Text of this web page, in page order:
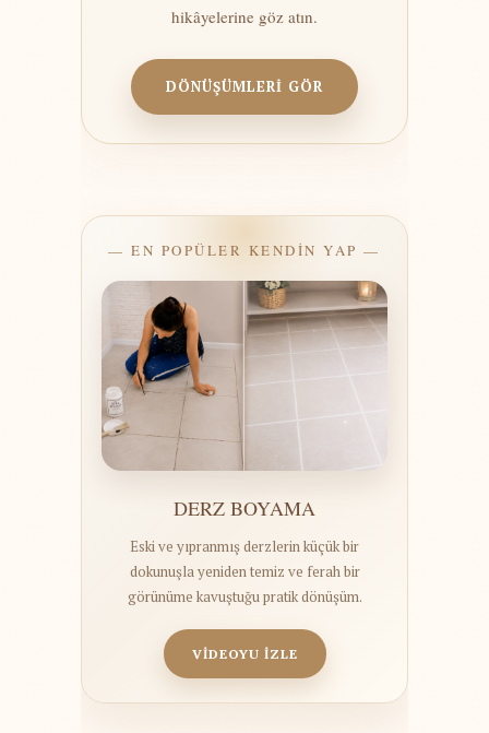
hikâyelerine göz atın.
DÖNÜŞÜMLERİ GÖR
— EN POPÜLER KENDİN YAP —
DERZ BOYAMA
Eski ve yıpranmış derzlerin küçük bir
dokunuşla yeniden temiz ve ferah bir
görünüme kavuştuğu pratik dönüşüm.
VİDEOYU İZLE